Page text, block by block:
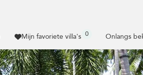
Mijn favoriete villa's 0 Onlangs